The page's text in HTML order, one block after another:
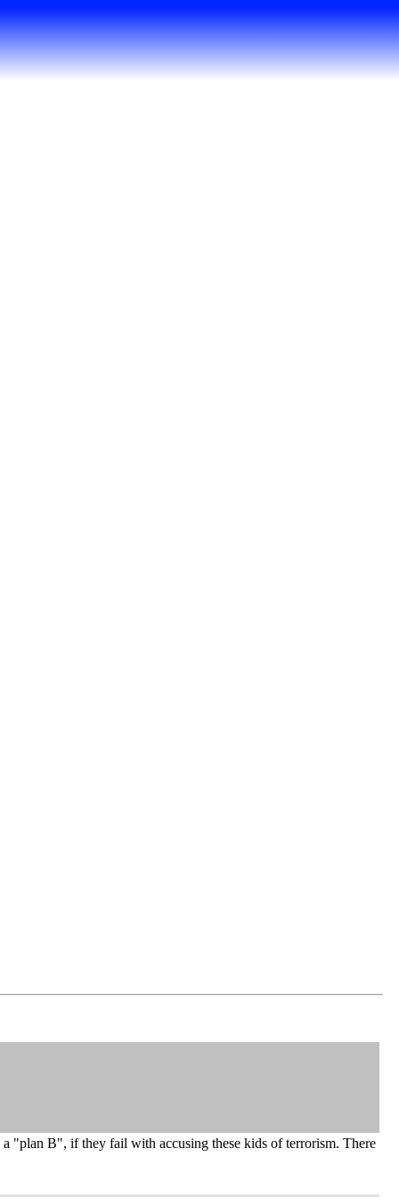
"plan B", if they fail with accusing these kids of terrorism. There